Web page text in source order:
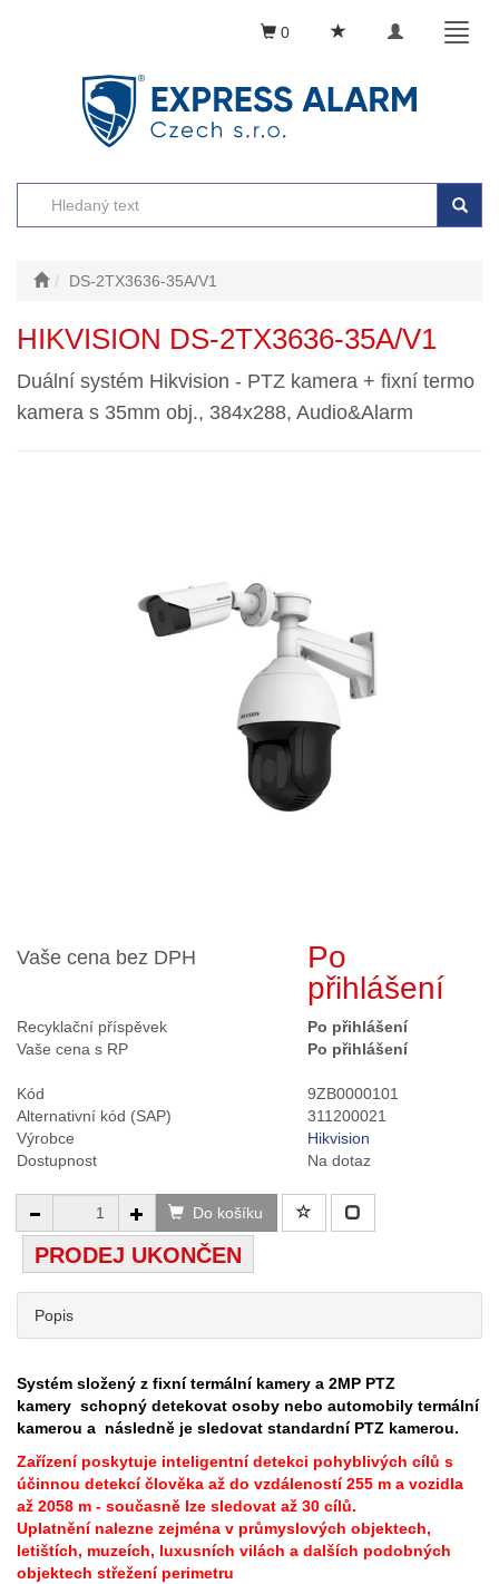
Toggle
0
DS-2TX3636-35A/V1
HIKVISION DS-2TX3636-35A/V1
Duální systém Hikvision - PTZ kamera + fixní termo
kamera s 35mm obj., 384x288, Audio&Alarm
Vaše cena bez DPH
Po
přihlášení
Recyklační příspěvek
Po přihlášení
Vaše cena s RP
Po přihlášení
Kód
9ZB0000101
Alternativní kód (SAP)
311200021
Výrobce
Hikvision
Dostupnost
Na dotaz
Do košíku
PRODEJ UKONČEN
Popis
Systém složený z fixní termální kamery a 2MP PTZ
kamery schopný detekovat osoby nebo automobily termální
kamerou a následně je sledovat standardní PTZ kamerou.
Zařízení poskytuje inteligentní detekci pohyblivých cílů s
účinnou detekcí člověka až do vzdáleností 255 m a vozidla
až 2058 m - současně lze sledovat až 30 cílů.
Uplatnění nalezne zejména v průmyslových objektech,
letištích, muzeích, luxusních vilách a dalších podobných
objektech střežení perimetru